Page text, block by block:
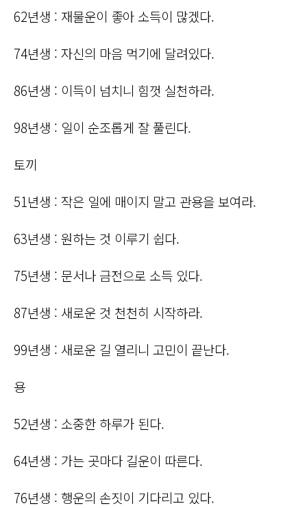
62년생 : 재물운이 좋아 소득이 많겠다.
74년생 : 자신의 마음 먹기에 달려있다.
86년생 : 이득이 넘치니 힘껏 실천하라.
98년생 : 일이 순조롭게 잘 풀린다.
토끼
51년생 : 작은 일에 매이지 말고 관용을 보여라.
63년생 : 원하는 것 이루기 쉽다.
75년생 : 문서나 금전으로 소득 있다.
87년생 : 새로운 것 천천히 시작하라.
99년생 : 새로운 길 열리니 고민이 끝난다.
용
52년생 : 소중한 하루가 된다.
64년생 : 가는 곳마다 길운이 따른다.
76년생 : 행운의 손짓이 기다리고 있다.